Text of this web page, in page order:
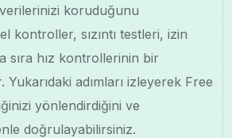
koruduğunu
kontroller, sızıntı testleri, izin
sıra hız kontrollerinin bir
adımları izleyerek Free
yönlendirdiğini ve
doğrulayabilirsiniz.